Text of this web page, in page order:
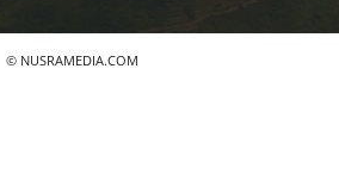
© NUSRAMEDIA.COM